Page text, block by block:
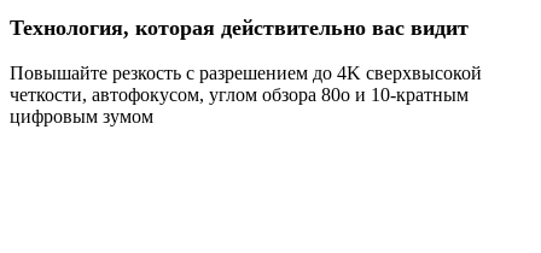
Технология, которая действительно вас видит
Повышайте резкость с разрешением до 4K сверхвысокой
четкости, автофокусом, углом обзора 80o и 10-кратным
цифровым зумом